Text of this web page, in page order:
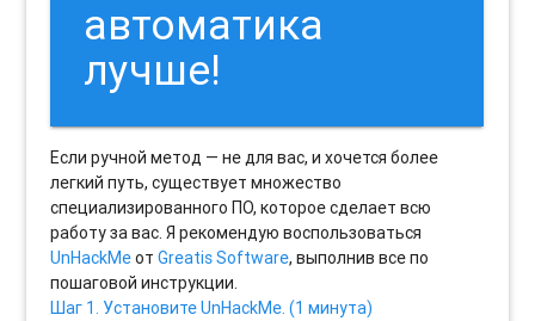
автоматика
лучше!
Если ручной метод — не для вас, и хочется более
легкий путь, существует множество
специализированного ПО, которое сделает всю
работу за вас. Я рекомендую воспользоваться
UnHackMeотGreatis Software, выполнив все по
пошаговой инструкции.
Шаг 1. Установите UnHackMe. (1 минута)